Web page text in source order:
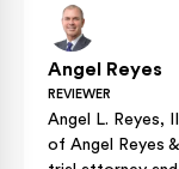
Angel Reyes
REVIEWER
Angel L. Reyes,
of Angel Reyes